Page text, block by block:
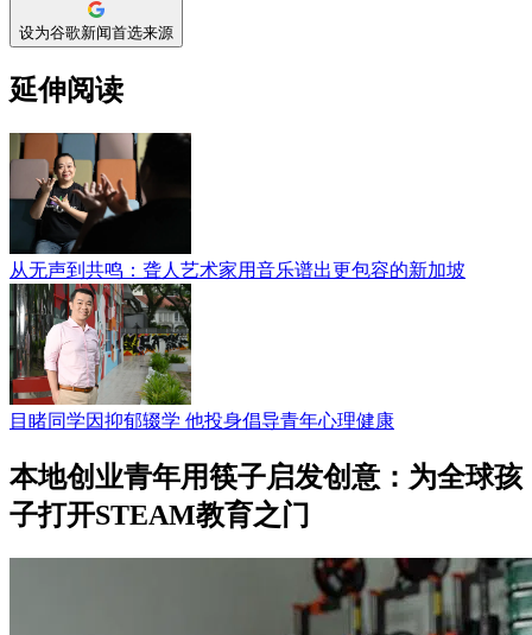
设为谷歌新闻首选来源
延伸阅读
从无声到共鸣：聋人艺术家用音乐谱出更包容的新加坡
目睹同学因抑郁辍学 他投身倡导青年心理健康
本地创业青年用筷子启发创意：为全球孩
子打开STEAM教育之门